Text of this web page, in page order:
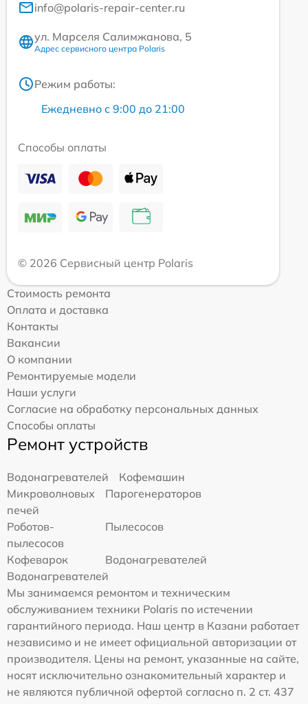
info@polaris-repair-center.ru
ул. Марселя Салимжанова, 5
Адрес сервисного центра Polaris
Режим работы:
Ежедневно с 9:00 до 21:00
Способы оплаты
© 2026 Сервисный центр Polaris
Стоимость ремонта
Оплата и доставка
Контакты
Вакансии
О компании
Ремонтируемые модели
Наши услуги
Согласие на обработку персональных данных
Способы оплаты
Ремонт устройств
Водонагревателей
Кофемашин
Микроволновых
печей
Парогенераторов
Роботов-
пылесосов
Пылесосов
Кофеварок
Водонагревателей
Водонагревателей
Мы занимаемся ремонтом и техническим
обслуживанием техники Polaris по истечении
гарантийного периода. Наш центр в Казани работает
независимо и не имеет официальной авторизации от
производителя. Цены на ремонт, указанные на сайте,
носят исключительно ознакомительный характер и
не являются публичной офертой согласно п. 2 ст. 437